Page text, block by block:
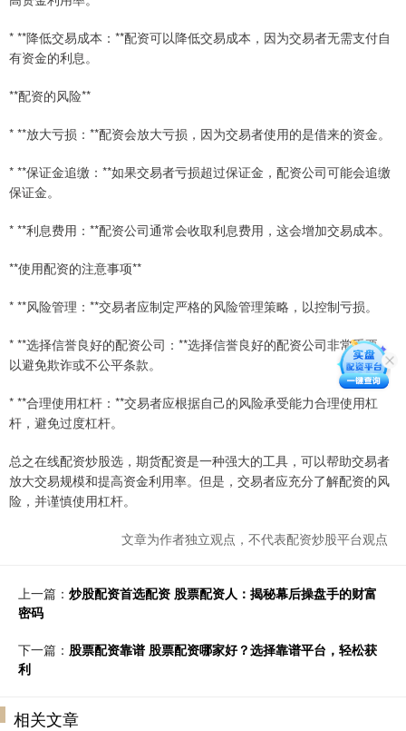
* **降低交易成本：**配资可以降低交易成本，因为交易者无需支付自
有资金的利息。
**配资的风险**
* **放大亏损：**配资会放大亏损，因为交易者使用的是借来的资金。
* **保证金追缴：**如果交易者亏损超过保证金，配资公司可能会追缴
保证金。
* **利息费用：**配资公司通常会收取利息费用，这会增加交易成本。
**使用配资的注意事项**
* **风险管理：**交易者应制定严格的风险管理策略，以控制亏损。
* **选择信誉良好的配资公司：**选择信誉良好的配资公司非常重要，
以避免欺诈或不公平条款。
* **合理使用杠杆：**交易者应根据自己的风险承受能力合理使用杠
杆，避免过度杠杆。
总之在线配资炒股选，期货配资是一种强大的工具，可以帮助交易者
放大交易规模和提高资金利用率。但是，交易者应充分了解配资的风
险，并谨慎使用杠杆。
文章为作者独立观点，不代表配资炒股平台观点
上一篇： 炒股配资首选配资 股票配资人：揭秘幕后操盘手的财富
密码
下一篇： 股票配资靠谱 股票配资哪家好？选择靠谱平台，轻松获
利
相关文章